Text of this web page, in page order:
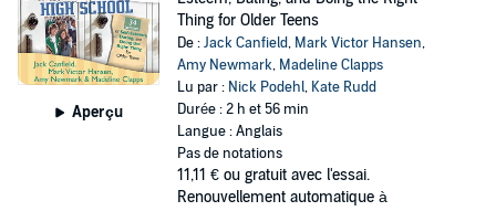
Aperçu
Thing for Older Teens
De :Jack Canfield, Mark Victor Hansen,
Amy Newmark, Madeline Clapps
Lu par : Nick Podehl, Kate Rudd
Durée : 2 h et 56 min
Langue : Anglais
Pas de notations
11,11 € ou gratuit avec l'essai.
Renouvellement automatique à